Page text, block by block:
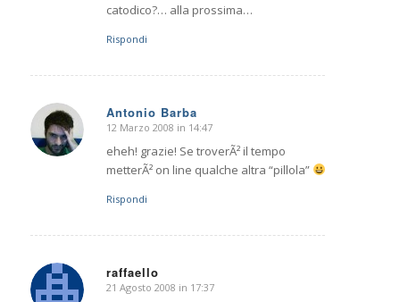
catodico?… alla prossima…
Rispondi
Antonio Barba
dice:
12 Marzo 2008 in 14:47
eheh! grazie! Se troverÃ² il tempo
metterÃ² on line qualche altra “pillola”
Rispondi
raffaello
dice:
21 Agosto 2008 in 17:37